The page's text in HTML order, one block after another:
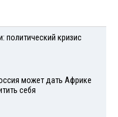
политический кризис
может дать Африке
себя